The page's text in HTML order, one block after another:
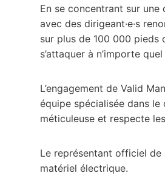
En se concentrant sur
avec des dirigeant·e·s
sur plus de 100 000 pieds
s’attaquer à n’importe
L’engagement de Valid
équipe spécialisée dans
méticuleuse et respecte
Le représentant officiel de
matériel électrique.